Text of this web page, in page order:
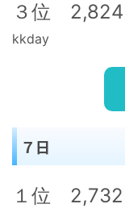
３位 2,824
kkday
７日
１位 2,732